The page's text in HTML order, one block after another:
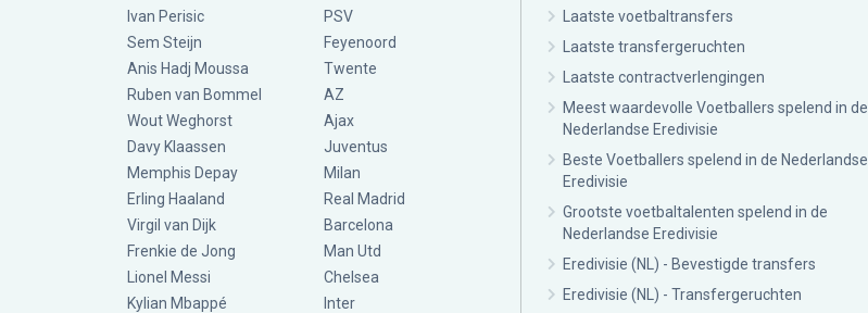
Ivan Perisic
Sem Steijn
Anis Hadj Moussa
Ruben van Bommel
Wout Weghorst
Davy Klaassen
Memphis Depay
Erling Haaland
Virgil van Dijk
Frenkie de Jong
Lionel Messi
Kylian Mbappé
PSV
Feyenoord
Twente
AZ
Ajax
Juventus
Milan
Real Madrid
Barcelona
Man Utd
Chelsea
Inter
Laatste voetbaltransfers
Laatste transfergeruchten
Laatste contractverlengingen
Meest waardevolle Voetballers spelend in de
Nederlandse Eredivisie
Beste Voetballers spelend in de Nederlandse
Eredivisie
Grootste voetbaltalenten spelend in de
Nederlandse Eredivisie
Eredivisie (NL) - Bevestigde transfers
Eredivisie (NL) - Transfergeruchten